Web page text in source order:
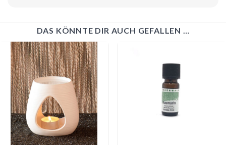
DAS KÖNNTE DIR AUCH GEFALLEN …